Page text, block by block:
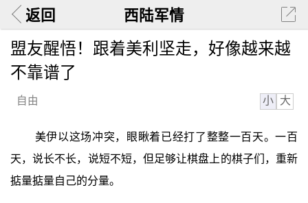
返回 西陆军情
盟友醒悟！跟着美利坚走，好像越来越
不靠谱了
自由 小 大
美伊以这场冲突，眼瞅着已经打了整整一百天。一百
天，说长不长，说短不短，但足够让棋盘上的棋子们，重新
掂量掂量自己的分量。